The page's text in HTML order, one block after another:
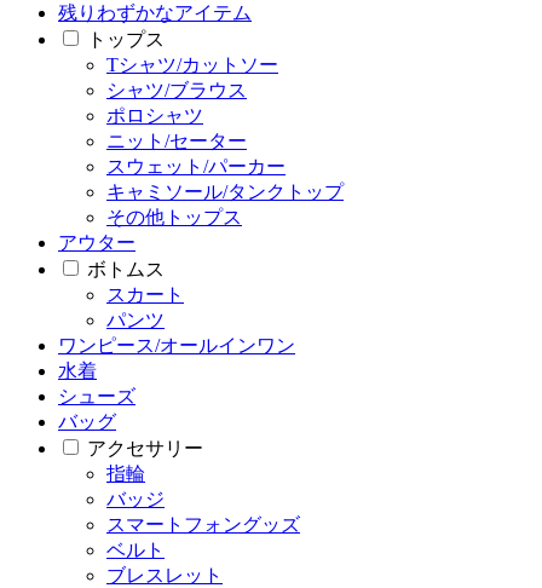
残りわずかなアイテム
トップス
Tシャツ/カットソー
シャツ/ブラウス
ポロシャツ
ニット/セーター
スウェット/パーカー
キャミソール/タンクトップ
その他トップス
アウター
ボトムス
スカート
パンツ
ワンピース/オールインワン
水着
シューズ
バッグ
アクセサリー
指輪
バッジ
スマートフォングッズ
ベルト
ブレスレット